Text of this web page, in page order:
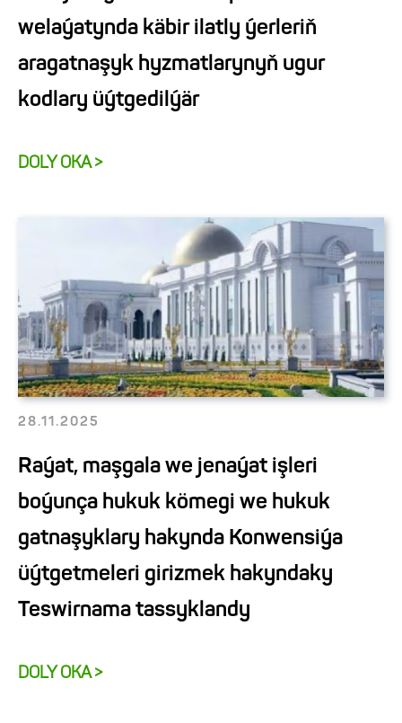
welaýatynda käbir ilatly ýerleriň
aragatnaşyk hyzmatlarynyň ugur
kodlary üýtgedilýär
DOLY OKA >
28.11.2025
Raýat, maşgala we jenaýat işleri
boýunça hukuk kömegi we hukuk
gatnaşyklary hakynda Konwensiýa
üýtgetmeleri girizmek hakyndaky
Teswirnama tassyklandy
DOLY OKA >